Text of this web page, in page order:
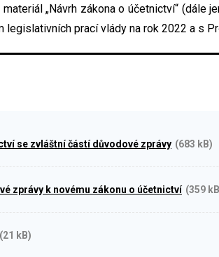
„Návrh zákona o účetnictví“ (dále
legislativních prací vlády na rok 2022 a s
se zvláštní částí důvodové zprávy (683 kB)
zprávy k novému zákonu o účetnictví (359
(21 kB)